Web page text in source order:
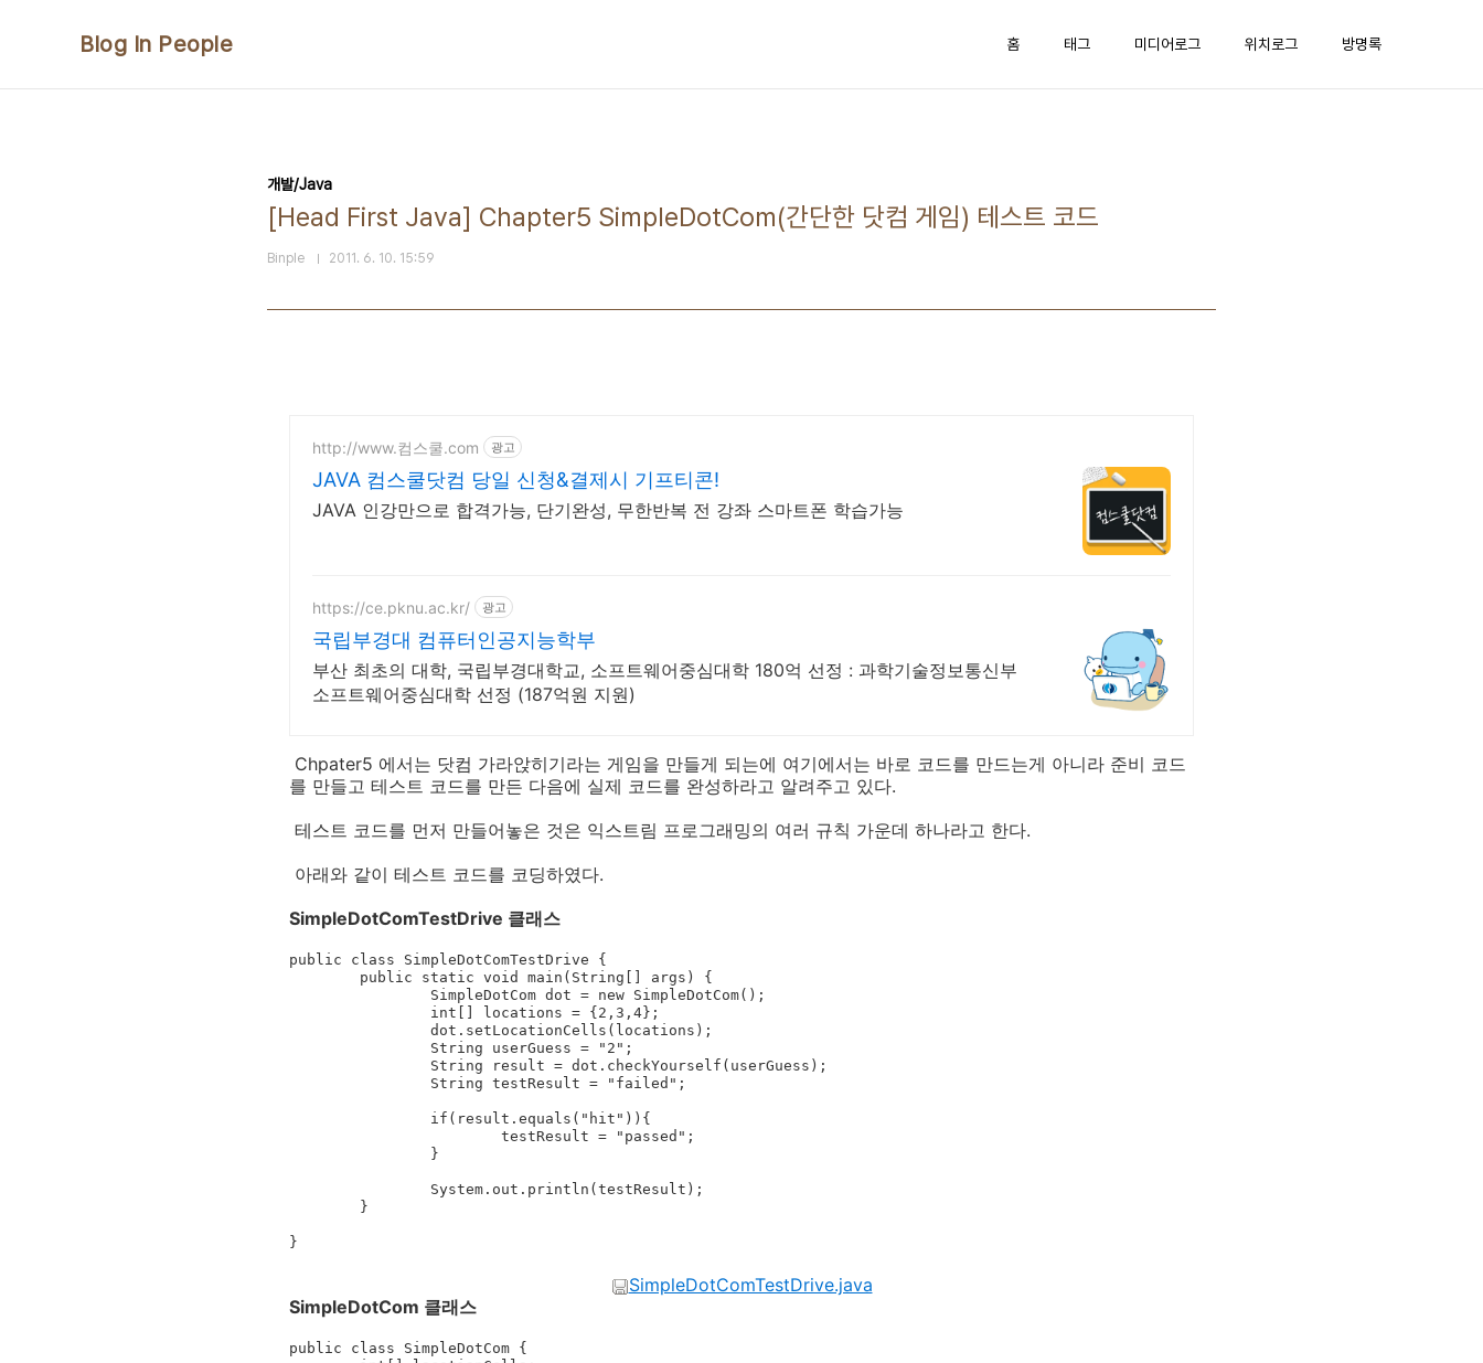
Blog In People 홈 태그 미디어로그 위치로그 방명록
개발/Java
[Head First Java] Chapter5 SimpleDotCom(간단한 닷컴 게임) 테스트 코드
Binple 2011. 6. 10. 15:59
http://www.컴스쿨.com 광고
JAVA 컴스쿨닷컴 당일 신청&결제시 기프티콘!
JAVA 인강만으로 합격가능, 단기완성, 무한반복 전 강좌 스마트폰 학습가능
https://ce.pknu.ac.kr/ 광고
국립부경대 컴퓨터인공지능학부
부산 최초의 대학, 국립부경대학교, 소프트웨어중심대학 180억 선정 : 과학기술정보통신부
소프트웨어중심대학 선정 (187억원 지원)
Chpater5 에서는 닷컴 가라앉히기라는 게임을 만들게 되는에 여기에서는 바로 코드를 만드는게 아니라 준비 코드
를 만들고 테스트 코드를 만든 다음에 실제 코드를 완성하라고 알려주고 있다.
테스트 코드를 먼저 만들어놓은 것은 익스트림 프로그래밍의 여러 규칙 가운데 하나라고 한다.
아래와 같이 테스트 코드를 코딩하였다.
SimpleDotComTestDrive 클래스
public class SimpleDotComTestDrive {
SimpleDotComTestDrive.java
SimpleDotCom 클래스
public class SimpleDotCom {